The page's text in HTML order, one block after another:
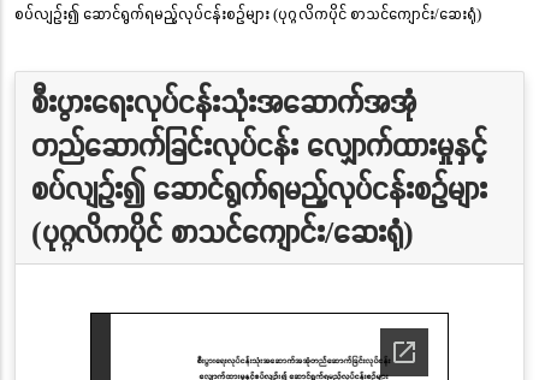
စပ်လျဉ်း၍ ဆောင်ရွက်ရမည့်လုပ်ငန်းစဉ်များ (ပုဂ္ဂလိကပိုင် စာသင်ကျောင်း/ဆေးရုံ)
စီးပွားရေးလုပ်ငန်းသုံးအဆောက်အအုံ
တည်ဆောက်ခြင်းလုပ်ငန်း လျှောက်ထားမှုနှင့်
စပ်လျဉ်း၍ ဆောင်ရွက်ရမည့်လုပ်ငန်းစဉ်များ
(ပုဂ္ဂလိကပိုင် စာသင်ကျောင်း/ဆေးရုံ)